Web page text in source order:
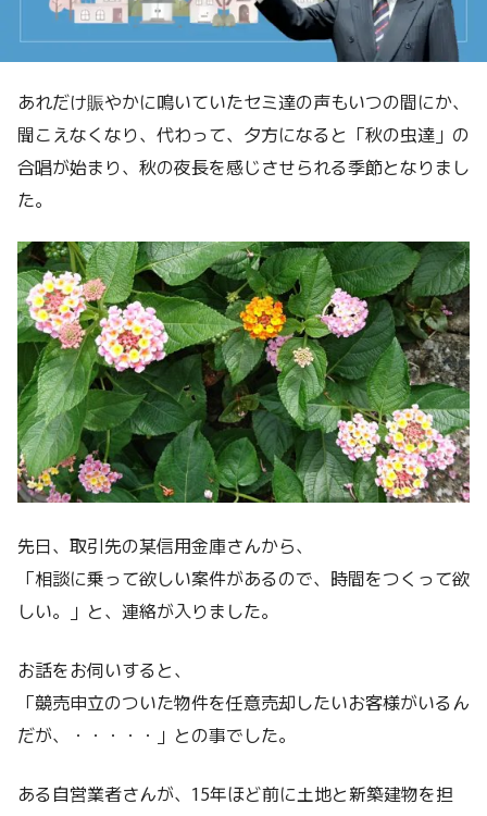
あれだけ賑やかに鳴いていたセミ達の声もいつの間にか、
聞こえなくなり、代わって、夕方になると「秋の虫達」の
合唱が始まり、秋の夜長を感じさせられる季節となりまし
た。
先日、取引先の某信用金庫さんから、
「相談に乗って欲しい案件があるので、時間をつくって欲
しい。」と、連絡が入りました。
お話をお伺いすると、
「競売申立のついた物件を任意売却したいお客様がいるん
だが、・・・・・」との事でした。
ある自営業者さんが、15年ほど前に土地と新築建物を担